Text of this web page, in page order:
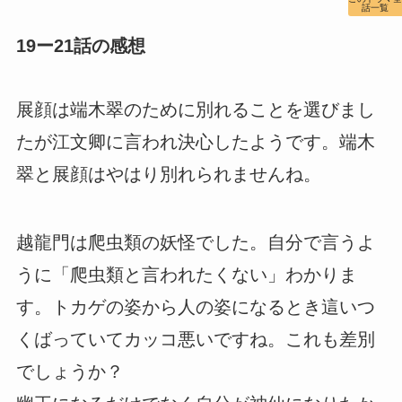
19ー21話の感想
展顔は端木翠のために別れることを選びまし
たが江文卿に言われ決心したようです。端木
翠と展顔はやはり別れられませんね。
越龍門は爬虫類の妖怪でした。自分で言うよ
うに「爬虫類と言われたくない」わかりま
す。トカゲの姿から人の姿になるとき這いつ
くばっていてカッコ悪いですね。これも差別
でしょうか？
話一覧